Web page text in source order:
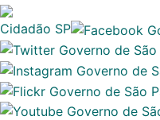
Cidadão SP